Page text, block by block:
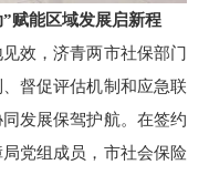
赋能区域发展启新程
效，济青两市社保部门
督促评估机制和应急联
发展保驾护航。在签约
党组成员，市社会保险